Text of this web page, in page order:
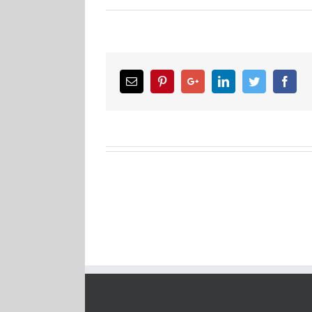
Facebook
Twitter
LinkedIn
Google+
Pinterest
Email